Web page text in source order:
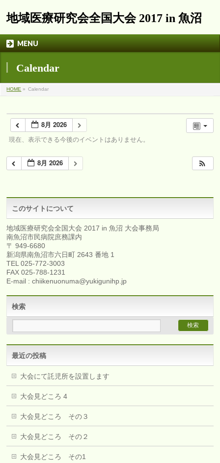
地域医療研究会全国大会 2017 in 魚沼
MENU
Calendar
HOME » Calendar
8月 2026
現在、表示できる今後のイベントはありません。
8月 2026
このサイトについて
地域医療研究会全国大会 2017 in 魚沼 大会事務局
南魚沼市民病院庶務課内
〒 949-6680
新潟県南魚沼市六日町 2643 番地 1
TEL 025-772-3003
FAX 025-788-1231
E-mail : chiikenuonuma@yukigunihp.jp
検索
最近の投稿
大会にて託児所を設置します
大会見どころ 4
大会見どころ その３
大会見どころ その２
大会見どころ その1